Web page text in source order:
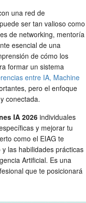
una red de
ser tan valioso como
de networking, mentoría
esencial de una
de cómo los
formar un sistema
entre IA, Machine
pero el enfoque
conectada.
IA 2026individuales
y mejorar tu
como el EIAG te
las habilidades prácticas
Artificial. Es una
que te posicionará